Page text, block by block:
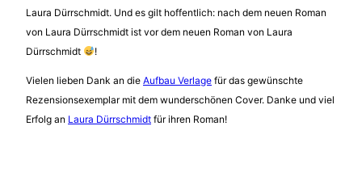
Laura Dürrschmidt. Und es gilt hoffentlich: nach dem neuen Roman
von Laura Dürrschmidt ist vor dem neuen Roman von Laura
Dürrschmidt
!
Vielen lieben Dank an die Aufbau Verlage für das gewünschte
Rezensionsexemplar mit dem wunderschönen Cover. Danke und viel
Erfolg an Laura Dürrschmidt für ihren Roman!